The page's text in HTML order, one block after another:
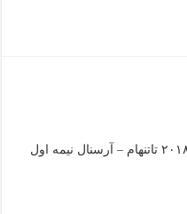
دانلود بازی های لیگ برتر انگلیس ۲۰۱۸/۱۹ تاتنهام – آرسنال نیمه اول